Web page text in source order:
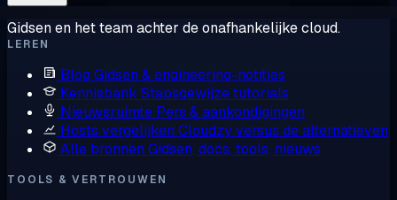
Gidsen en het team achter de onafhankelijke cloud.
LEREN
Blog Gidsen & engineering-notities
Kennisbank Stapsgewijze tutorials
Nieuwsruimte Pers & aankondigingen
Hosts vergelijken Cloudzy versus de alternatieven
Alle bronnen Gidsen, docs, tools, nieuws
TOOLS & VERTROUWEN